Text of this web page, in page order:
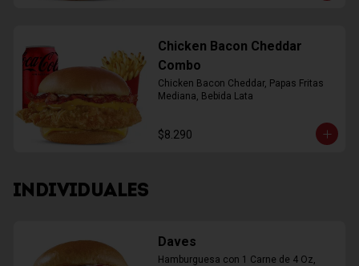
Chicken Bacon Cheddar
Combo
Chicken Bacon Cheddar, Papas Fritas
Mediana, Bebida Lata
$8.290
INDIVIDUALES
Daves
Hamburguesa con 1 Carne de 4 Oz,